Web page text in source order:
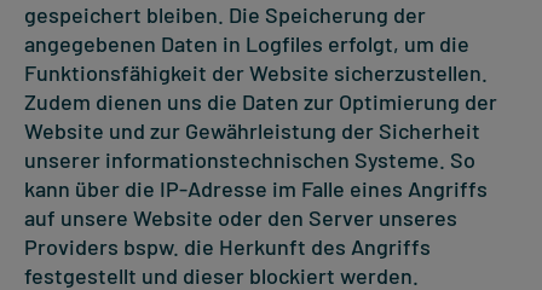
gespeichert bleiben. Die Speicherung der
angegebenen Daten in Logfiles erfolgt, um die
Funktionsfähigkeit der Website sicherzustellen.
Zudem dienen uns die Daten zur Optimierung der
Website und zur Gewährleistung der Sicherheit
unserer informationstechnischen Systeme. So
kann über die IP-Adresse im Falle eines Angriffs
auf unsere Website oder den Server unseres
Providers bspw. die Herkunft des Angriffs
festgestellt und dieser blockiert werden.